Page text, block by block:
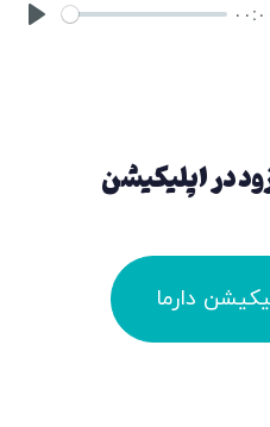
در اپلیکیشن
دارما